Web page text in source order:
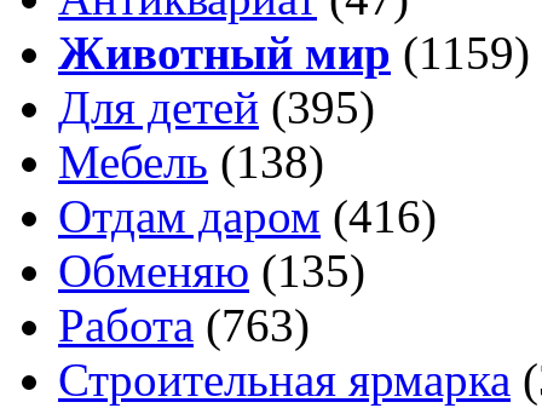
Животный мир (1159)
Для детей (395)
Мебель (138)
Отдам даром (416)
Обменяю (135)
Работа (763)
Строительная ярмарка